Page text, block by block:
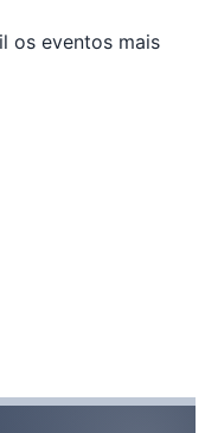
os eventos mais